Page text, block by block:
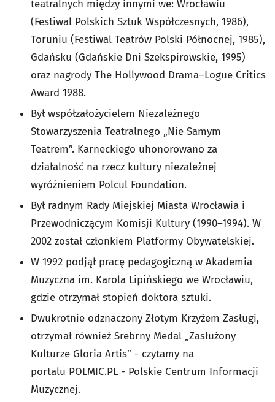
teatralnych między innymi we: Wrocławiu
(Festiwal Polskich Sztuk Współczesnych, 1986),
Toruniu (Festiwal Teatrów Polski Północnej, 1985),
Gdańsku (Gdańskie Dni Szekspirowskie, 1995)
oraz nagrody The Hollywood Drama–Logue Critics
Award 1988.
Był współzałożycielem Niezależnego
Stowarzyszenia Teatralnego „Nie Samym
Teatrem”. Karneckiego uhonorowano za
działalność na rzecz kultury niezależnej
wyróżnieniem Polcul Foundation.
Był radnym Rady Miejskiej Miasta Wrocławia i
Przewodniczącym Komisji Kultury (1990–1994). W
2002 został członkiem Platformy Obywatelskiej.
W 1992 podjął pracę pedagogiczną w Akademia
Muzyczna im. Karola Lipińskiego we Wrocławiu,
gdzie otrzymał stopień doktora sztuki.
Dwukrotnie odznaczony Złotym Krzyżem Zasługi,
otrzymał również Srebrny Medal „Zasłużony
Kulturze Gloria Artis” - czytamy na
portalu POLMIC.PL - Polskie Centrum Informacji
Muzycznej.